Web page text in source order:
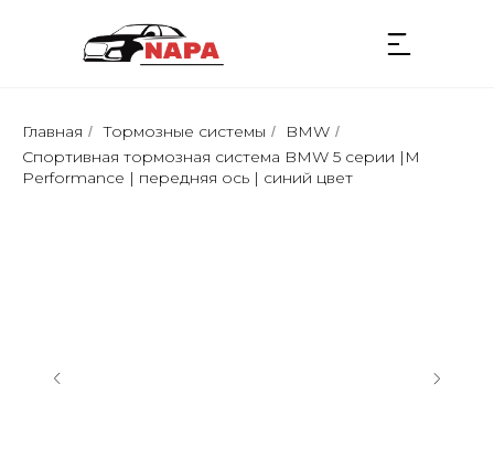
Главная / Тормозные системы / BMW /
Спортивная тормозная сиcтемa BMW 5 серии |M
Performance | передняя ось | синий цвет